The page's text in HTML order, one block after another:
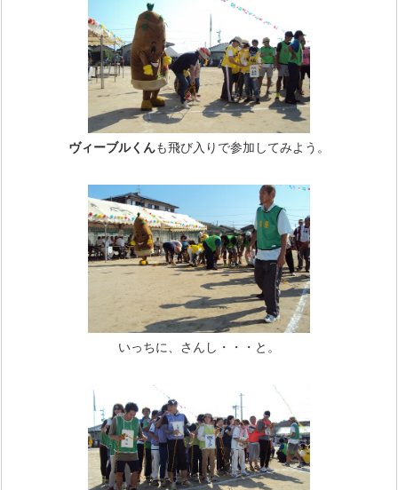
ヴィーブルくんも飛び入りで参加してみよう。
いっちに、さんし・・・と。